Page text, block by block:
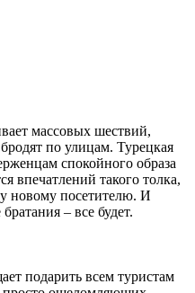
массовых шествий,
по улицам. Турецкая
спокойного образа
впечатлений такого толка,
новому посетителю. И
– все будет.
подарить всем туристам